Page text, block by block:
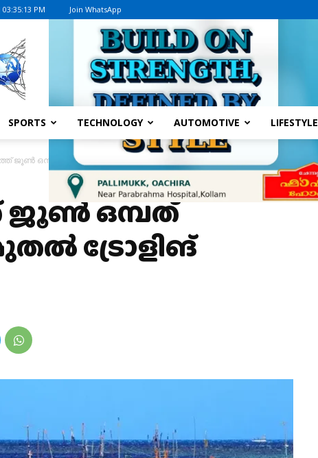
PM Join WhatsApp
SPORTS TECHNOLOGY AUTOMOTIVE LIFESTYLE
ജൂണ്‍ ഒമ്പത് അര്‍ധരാത്രി മുതല്‍ ട്രോളിങ് നിരോധനം
ജൂണ്‍ ഒമ്പത്
ട്രോളിങ്